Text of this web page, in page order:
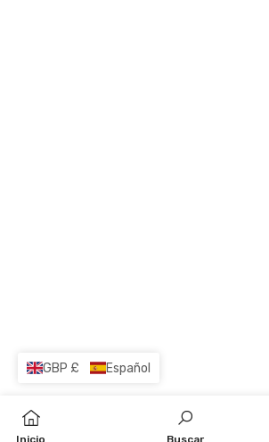
Inicio Buscar
GBP £ Español